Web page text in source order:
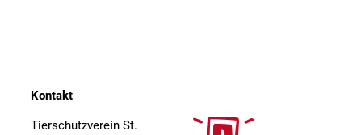
Kontakt
Tierschutzverein St.